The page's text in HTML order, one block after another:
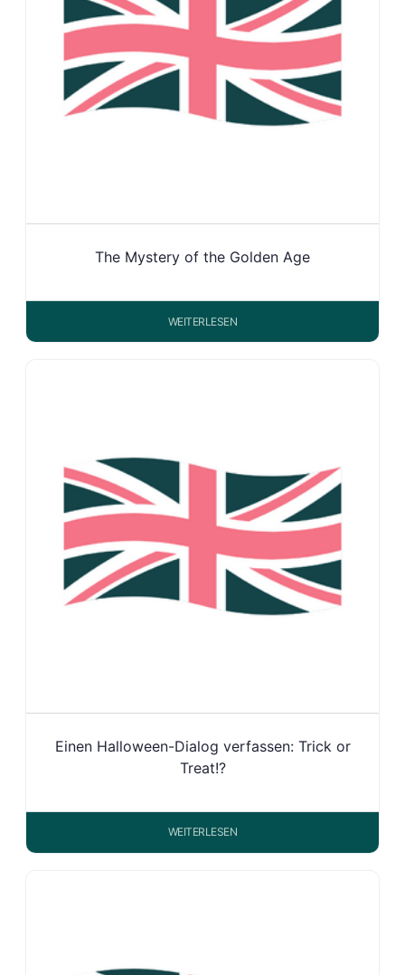
The Mystery of the Golden Age
WEITERLESEN
Einen Halloween-Dialog verfassen: Trick or
Treat!?
WEITERLESEN